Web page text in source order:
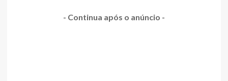
- Continua após o anúncio -